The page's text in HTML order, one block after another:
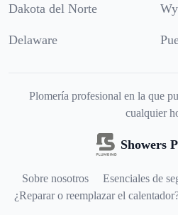
Dakota del Norte
Delaware
Plomería profesional en la que
cualquier
Showers
Sobre nosotros
Esenciales de
¿Reparar o reemplazar el